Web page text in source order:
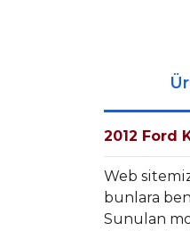
2012 Ford
Web
bunlara
Sunulan